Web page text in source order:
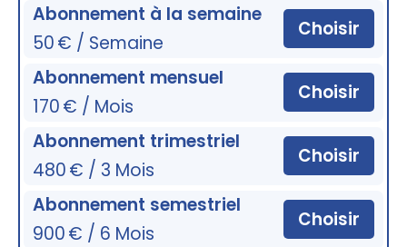
Abonnement à la semaine
50 € / Semaine
Choisir
Abonnement mensuel
170 € / Mois
Choisir
Abonnement trimestriel
480 € / 3 Mois
Choisir
Abonnement semestriel
900 € / 6 Mois
Choisir